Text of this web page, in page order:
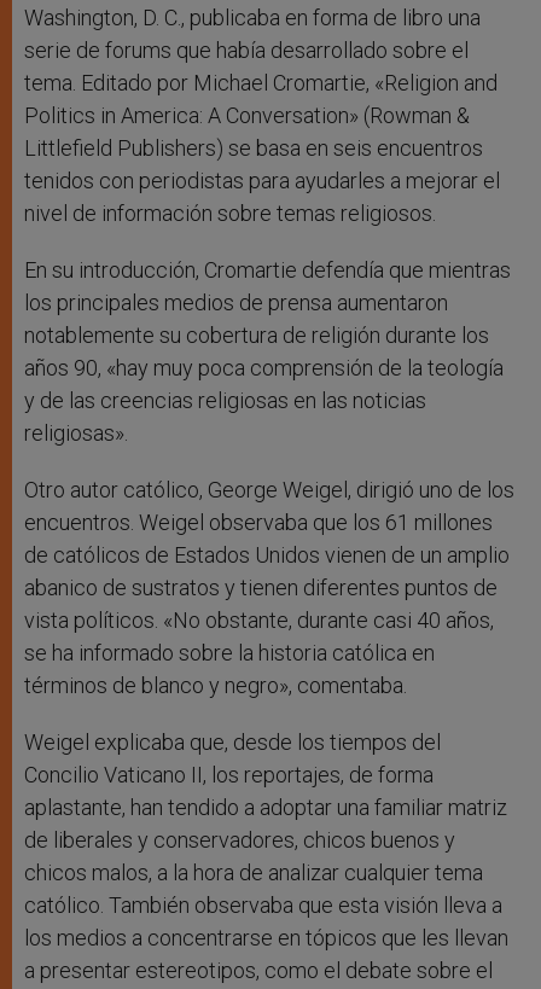
Washington, D. C., publicaba en forma de libro una
serie de forums que había desarrollado sobre el
tema. Editado por Michael Cromartie, «Religion and
Politics in America: A Conversation» (Rowman &
Littlefield Publishers) se basa en seis encuentros
tenidos con periodistas para ayudarles a mejorar el
nivel de información sobre temas religiosos.
En su introducción, Cromartie defendía que mientras
los principales medios de prensa aumentaron
notablemente su cobertura de religión durante los
años 90, «hay muy poca comprensión de la teología
y de las creencias religiosas en las noticias
religiosas».
Otro autor católico, George Weigel, dirigió uno de los
encuentros. Weigel observaba que los 61 millones
de católicos de Estados Unidos vienen de un amplio
abanico de sustratos y tienen diferentes puntos de
vista políticos. «No obstante, durante casi 40 años,
se ha informado sobre la historia católica en
términos de blanco y negro», comentaba.
Weigel explicaba que, desde los tiempos del
Concilio Vaticano II, los reportajes, de forma
aplastante, han tendido a adoptar una familiar matriz
de liberales y conservadores, chicos buenos y
chicos malos, a la hora de analizar cualquier tema
católico. También observaba que esta visión lleva a
los medios a concentrarse en tópicos que les llevan
a presentar estereotipos, como el debate sobre el